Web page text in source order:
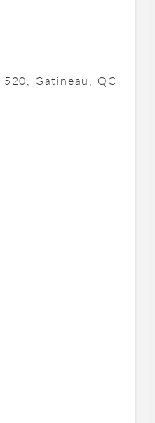
Gatineau, QC